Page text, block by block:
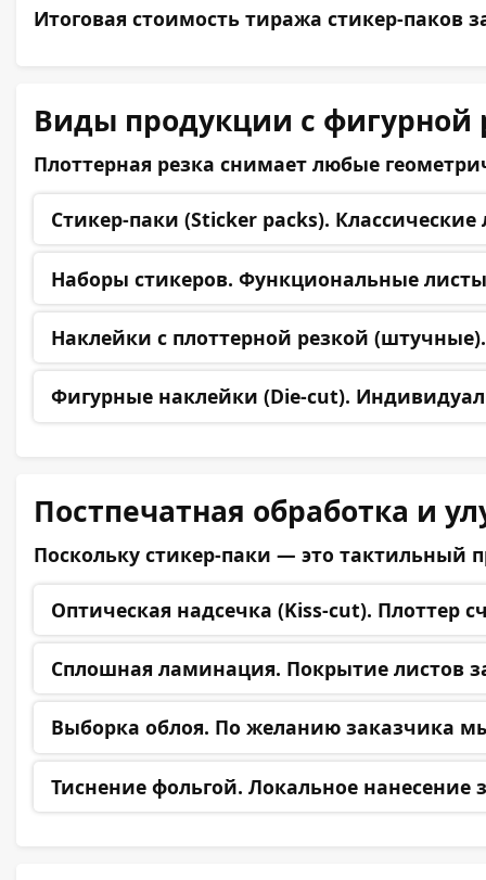
Итоговая стоимость тиража стикер-
Виды продукции с фигурной
Плоттерная резка снимает любые
Стикер-паки (Sticker packs).
Наборы стикеров. Функциональные
Наклейки с плоттерной резкой (штучные).
Фигурные наклейки (Die-cut).
Постпечатная обработка и
Поскольку стикер-паки — это тактильный
Оптическая надсечка (Kiss-cut). Плоттер
Сплошная ламинация. Покрытие листов
Выборка облоя. По желанию заказчика
Тиснение фольгой. Локальное нанесение